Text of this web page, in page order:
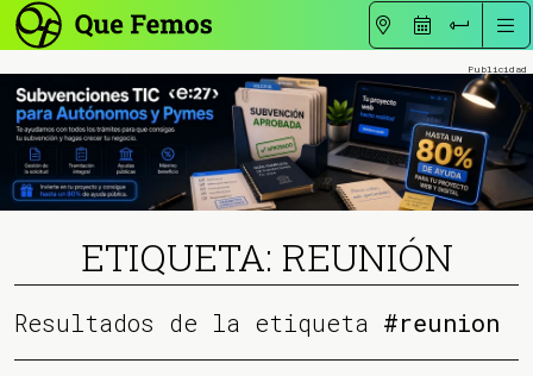
ETIQUETA: REUNIÓN
Resultados de la etiqueta #reunion